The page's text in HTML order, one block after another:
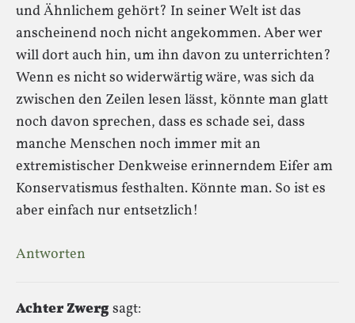
und Ähnlichem gehört? In seiner Welt ist das
anscheinend noch nicht angekommen. Aber wer
will dort auch hin, um ihn davon zu unterrichten?
Wenn es nicht so widerwärtig wäre, was sich da
zwischen den Zeilen lesen lässt, könnte man glatt
noch davon sprechen, dass es schade sei, dass
manche Menschen noch immer mit an
extremistischer Denkweise erinnerndem Eifer am
Konservatismus festhalten. Könnte man. So ist es
aber einfach nur entsetzlich!
Antworten
Achter Zwergsagt: